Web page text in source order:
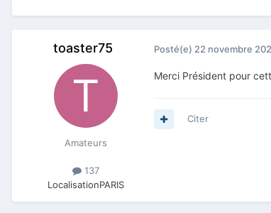
toaster75
Amateurs
137
LocalisationPARIS
Posté(e) 22 novembre
Merci Président pour
Citer